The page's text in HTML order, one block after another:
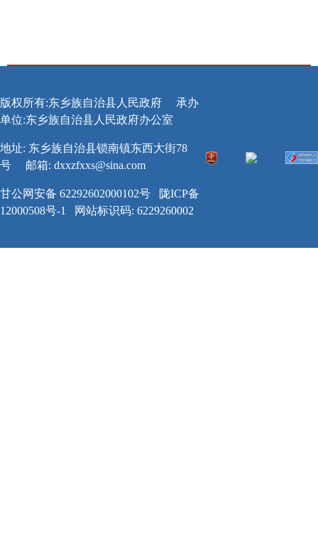
版权所有:东乡族自治县人民政府
承办
单位:东乡族自治县人民政府办公室
地址: 东乡族自治县锁南镇东西大街78
号
邮箱: dxxzfxxs@sina.com
甘公网安备 62292602000102号
陇ICP备
12000508号-1
网站标识码: 6229260002